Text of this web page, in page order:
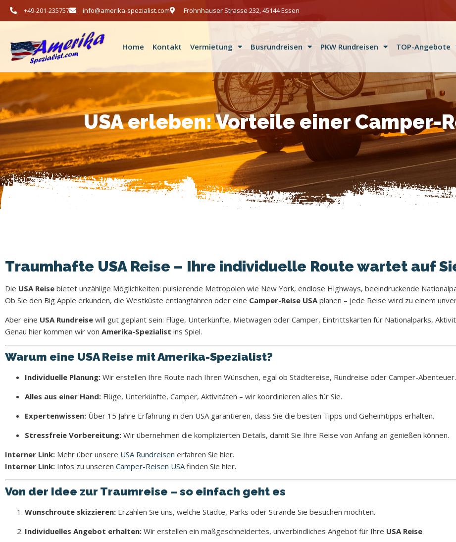
+49-201-235757 info@amerika-spezialist.com Frohnhauser Strasse 232, 45144 Essen
Home Kontakt Vermietung Busrundreisen PKW Rundreisen TOP-Angebote
USA erleben: Vorteile einer Camper-
Traumhafte USA Reise – Ihre individuelle Route wartet auf
Die USA Reise bietet unzählige Möglichkeiten: pulsierende Metropolen wie New York, endlose Highways, beeindruckende
Ob Sie den Big Apple erkunden, die Westküste entlangfahren oder eine Camper-Reise USA planen – jede Reise wird zu einem
Aber eine USA Rundreise will gut geplant sein: Flüge, Unterkünfte, Mietwagen oder Camper, Eintrittskarten für Nationalparks,
Genau hier kommen wir von Amerika-Spezialist ins Spiel.
Warum eine USA Reise mit Amerika-Spezialist?
Individuelle Planung: Wir erstellen Ihre Route nach Ihren Wünschen, egal ob Städtereise, Rundreise oder Camper-Abenteuer.
Alles aus einer Hand: Flüge, Unterkünfte, Camper, Aktivitäten – wir koordinieren alles für Sie.
Expertenwissen: Über 15 Jahre Erfahrung in den USA garantieren, dass Sie die besten Tipps und Geheimtipps erhalten.
Stressfreie Vorbereitung: Wir übernehmen die komplizierten Details, damit Sie Ihre Reise von Anfang an genießen können.
Interner Link: Mehr über unsere USA Rundreisen erfahren Sie hier.
Interner Link: Infos zu unseren Camper-Reisen USA finden Sie hier.
Von der Idee zur Traumreise – so einfach geht es
Wunschroute skizzieren: Erzählen Sie uns, welche Städte, Parks oder Strände Sie besuchen möchten.
Individuelles Angebot erhalten: Wir erstellen ein maßgeschneidertes, unverbindliches Angebot für Ihre USA Reise.